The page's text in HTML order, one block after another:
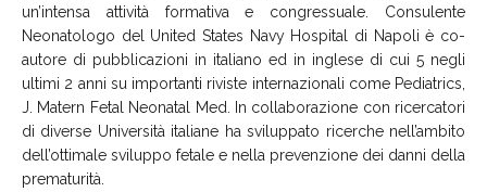
un’intensa attività formativa e congressuale. Consulente
Neonatologo del United States Navy Hospital di Napoli è co-
autore di pubblicazioni in italiano ed in inglese di cui 5 negli
ultimi 2 anni su importanti riviste internazionali come Pediatrics,
J. Matern Fetal Neonatal Med. In collaborazione con ricercatori
di diverse Università italiane ha sviluppato ricerche nell’ambito
dell’ottimale sviluppo fetale e nella prevenzione dei danni della
prematurità.